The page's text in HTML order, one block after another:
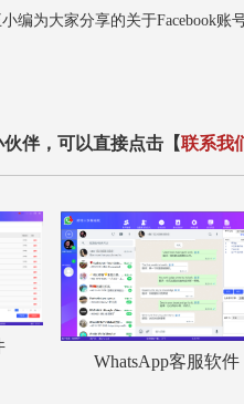
为大家分享的关于Facebook账
伴，可以直接点击【联系我
WhatsApp客服软件